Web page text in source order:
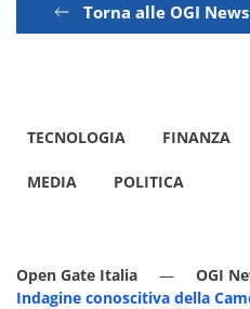
Torna alle OGI News
TECNOLOGIA FINANZA
MEDIA POLITICA
Open Gate Italia OGI
Indagine conoscitiva della